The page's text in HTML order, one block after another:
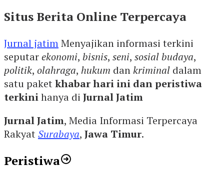
Situs Berita Online Terpercaya
Jurnal jatimMenyajikan informasi terkini
seputarekonomi, bisnis, seni, sosial budaya,
politik, olahraga, hukum dankriminal dalam
satu paketkhabar hari ini dan peristiwa
terkinihanya di Jurnal Jatim
Jurnal Jatim, Media Informasi Terpercaya
RakyatSurabaya, Jawa Timur.
Peristiwa